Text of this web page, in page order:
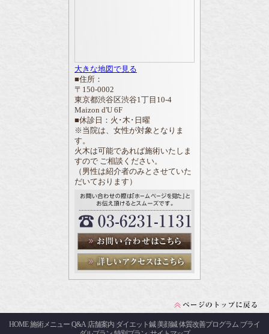
大きな地図で見る
■住所：
〒150-0002
東京都渋谷区渋谷1丁目10-4
Maizon d'U 6F
■休診日：火･木･日曜
※当院は、女性が対象となりま
す。
火木は可能であれば施術いたしま
すので ご相談ください。
（男性は紹介者のみとさせていた
だいております）
HOME|施術メニュー Q&A| 店舗案内 ダイエット鍼| 美顔鍼|体質改善プログラム ブライ